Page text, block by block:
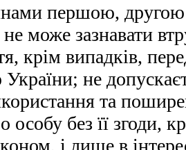
першою, другою
може зазнавати
крім випадків,
не
та
особу без її згоди,
і лише в